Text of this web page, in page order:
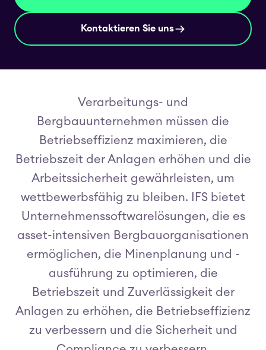
Kontaktieren Sie uns
Verarbeitungs- und
Bergbauunternehmen müssen die
Betriebseffizienz maximieren, die
Betriebszeit der Anlagen erhöhen und die
Arbeitssicherheit gewährleisten, um
wettbewerbsfähig zu bleiben. IFS bietet
Unternehmenssoftwarelösungen, die es
asset-intensiven Bergbauorganisationen
ermöglichen, die Minenplanung und -
ausführung zu optimieren, die
Betriebszeit und Zuverlässigkeit der
Anlagen zu erhöhen, die Betriebseffizienz
zu verbessern und die Sicherheit und